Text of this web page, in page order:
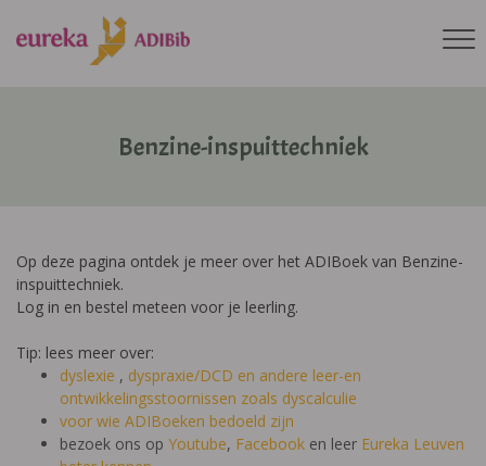
Benzine-inspuittechniek
Op deze pagina ontdek je meer over het ADIBoek van Benzine-
inspuittechniek.
Log in en bestel meteen voor je leerling.
Tip: lees meer over:
dyslexie , dyspraxie/DCD en andere leer-en
ontwikkelingsstoornissen zoals dyscalculie
voor wie ADIBoeken bedoeld zijn
bezoek ons op Youtube, Facebook en leer Eureka Leuven